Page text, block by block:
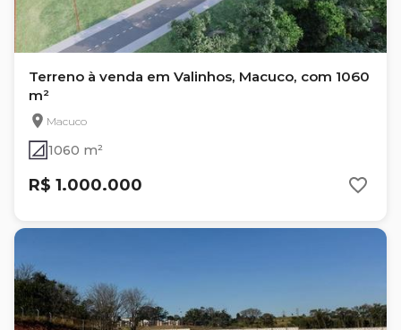
Terreno à venda em Valinhos, Macuco, com 1060
m²
Macuco
1060 m²
R$ 1.000.000